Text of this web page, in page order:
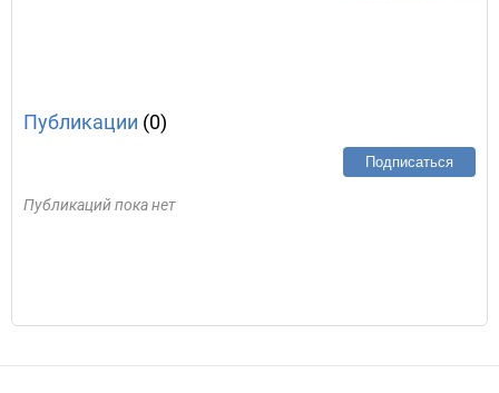
Публикации (0)
Подписаться
Публикаций пока нет